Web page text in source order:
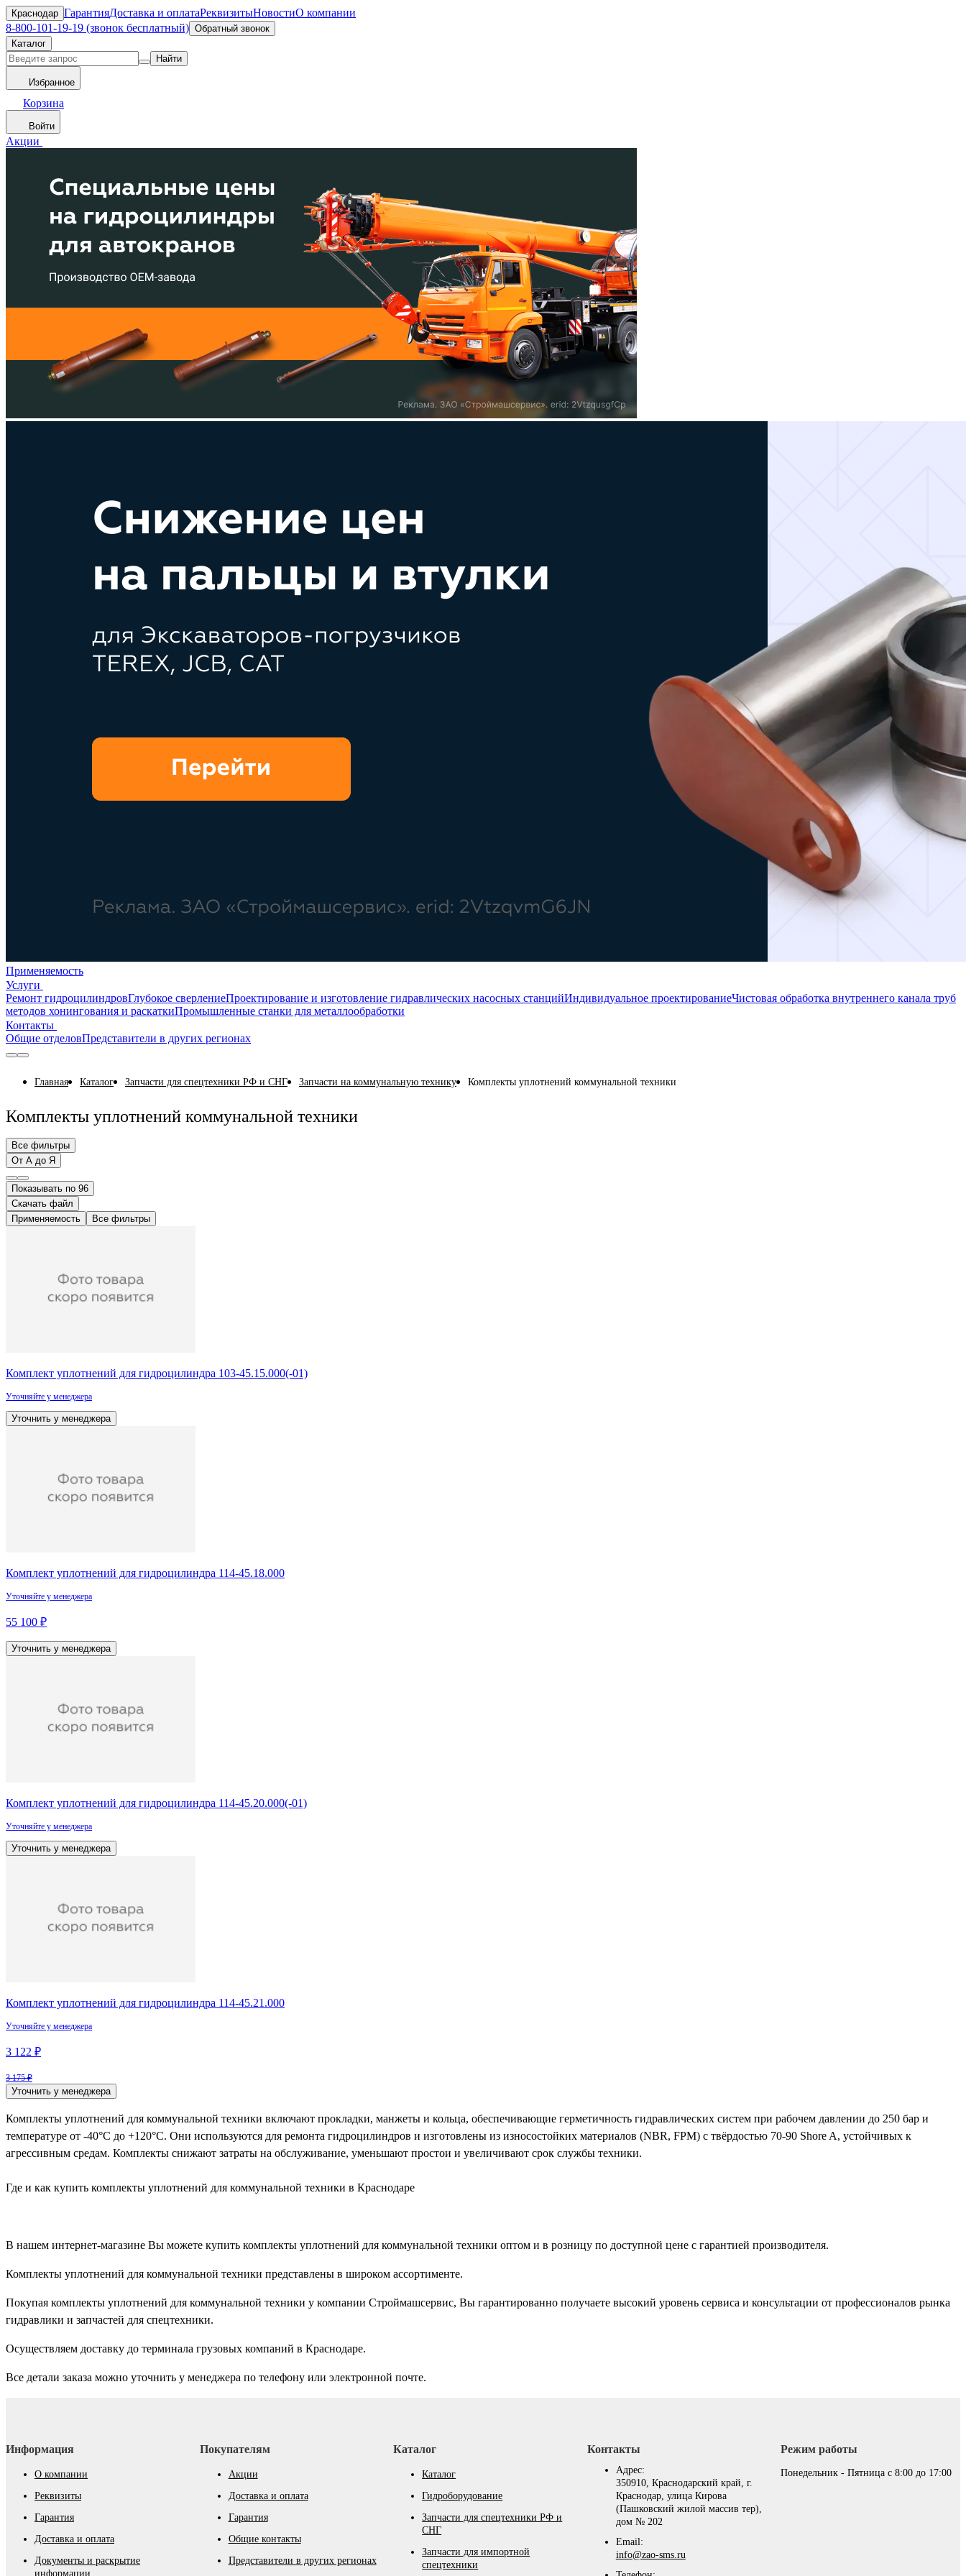
Краснодар ГарантияДоставка и оплатаРеквизитыНовостиО компании
8-800-101-19-19 (звонок бесплатный) Обратный звонок
Каталог
Найти
Избранное
Корзина
Войти
Акции
Применяемость
Услуги
Ремонт гидроцилиндровГлубокое сверлениеПроектирование и изготовление гидравлических насосных станцийИндивидуальное проектированиеЧистовая обработка внутреннего канала труб
методов хонингования и раскаткиПромышленные станки для металлообработки
Контакты
Общие отделовПредставители в других регионах
Главная Каталог Запчасти для спецтехники РФ и СНГ Запчасти на коммунальную технику Комплекты уплотнений коммунальной техники
Комплекты уплотнений коммунальной техники
Все фильтры
От А до Я
Показывать по 96
Скачать файл
Применяемость
Все фильтры
Комплект уплотнений для гидроцилиндра 103-45.15.000(-01)
Уточняйте у менеджера
Уточнить у менеджера
Комплект уплотнений для гидроцилиндра 114-45.18.000
Уточняйте у менеджера
55 100 ₽
Уточнить у менеджера
Комплект уплотнений для гидроцилиндра 114-45.20.000(-01)
Уточняйте у менеджера
Уточнить у менеджера
Комплект уплотнений для гидроцилиндра 114-45.21.000
Уточняйте у менеджера
3 122 ₽
3 175 ₽
Уточнить у менеджера
Комплекты уплотнений для коммунальной техники включают прокладки, манжеты и кольца, обеспечивающие герметичность гидравлических систем при рабочем давлении до 250 бар и
температуре от -40°C до +120°C. Они используются для ремонта гидроцилиндров и изготовлены из износостойких материалов (NBR, FPM) с твёрдостью 70-90 Shore A, устойчивых к
агрессивным средам. Комплекты снижают затраты на обслуживание, уменьшают простои и увеличивают срок службы техники.
Где и как купить комплекты уплотнений для коммунальной техники в Краснодаре
В нашем интернет-магазине Вы можете купить комплекты уплотнений для коммунальной техники оптом и в розницу по доступной цене с гарантией производителя.
Комплекты уплотнений для коммунальной техники представлены в широком ассортименте.
Покупая комплекты уплотнений для коммунальной техники у компании Строймашсервис, Вы гарантированно получаете высокий уровень сервиса и консультации от профессионалов рынка
гидравлики и запчастей для спецтехники.
Осуществляем доставку до терминала грузовых компаний в Краснодаре.
Все детали заказа можно уточнить у менеджера по телефону или электронной почте.
Информация
О компании
Реквизиты
Гарантия
Доставка и оплата
Документы и раскрытие
информации
Покупателям
Акции
Доставка и оплата
Гарантия
Общие контакты
Представители в других регионах
Каталог
Каталог
Гидроборудование
Запчасти для спецтехники РФ и
СНГ
Запчасти для импортной
спецтехники
Контакты
Адрес:
350910, Краснодарский край, г.
Краснодар, улица Кирова
(Пашковский жилой массив тер),
дом № 202
Email:
info@zao-sms.ru
Режим работы
Понедельник - Пятница с 8:00 до 17:00